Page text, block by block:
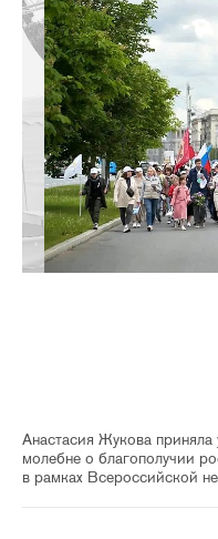
Анастасия Жукова
молебне о благополучии
в рамках Всероссийской